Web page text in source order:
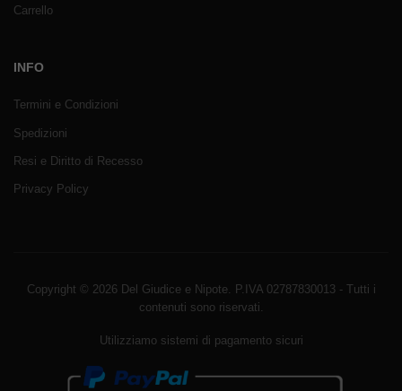
Carrello
INFO
Termini e Condizioni
Spedizioni
Resi e Diritto di Recesso
Privacy Policy
Copyright © 2026 Del Giudice e Nipote. P.IVA 02787830013 - Tutti i
contenuti sono riservati.
Utilizziamo sistemi di pagamento sicuri